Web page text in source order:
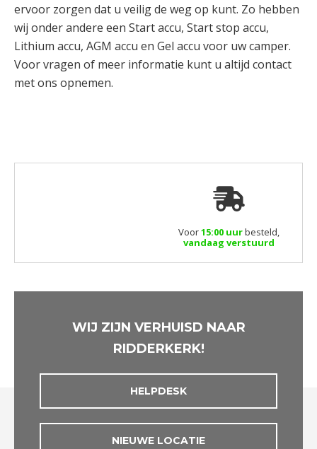
ervoor zorgen dat u veilig de weg op kunt. Zo hebben
wij onder andere een Start accu, Start stop accu,
Lithium accu, AGM accu en Gel accu voor uw camper.
Voor vragen of meer informatie kunt u altijd contact
met ons opnemen.
Voor15:00 uurbesteld,
vandaag verstuurd
WIJ ZIJN VERHUISD NAAR
RIDDERKERK!
HELPDESK
NIEUWE LOCATIE